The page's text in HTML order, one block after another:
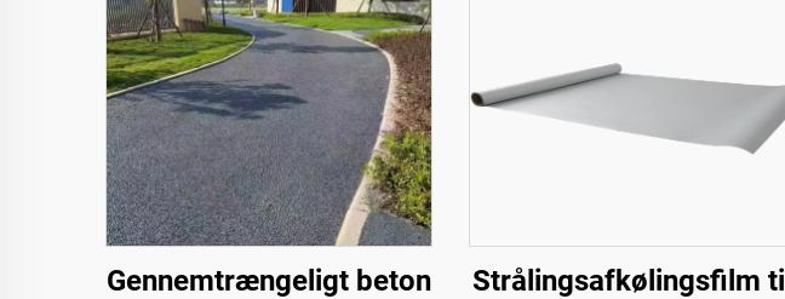
Gennemtrængeligt beton
Strålingsafkølingsfilm til